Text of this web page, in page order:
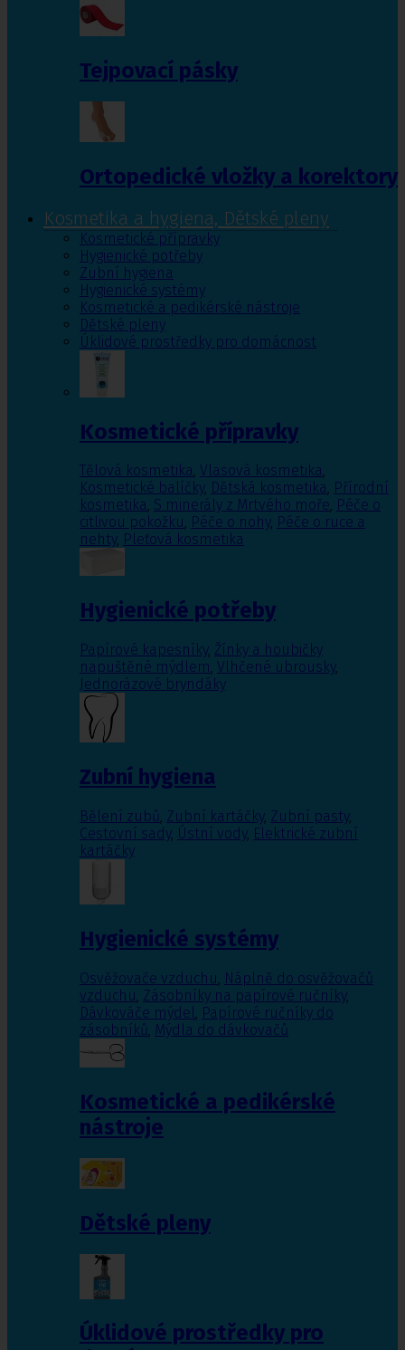
Tejpovací pásky
Ortopedické vložky a korektory
Kosmetika a hygiena, Dětské pleny
Kosmetické přípravky
Hygienické potřeby
Zubní hygiena
Hygienické systémy
Kosmetické a pedikérské nástroje
Dětské pleny
Úklidové prostředky pro domácnost
Kosmetické přípravky
Tělová kosmetika, Vlasová kosmetika,
Kosmetické balíčky, Dětská kosmetika, Přírodní
kosmetika, S minerály z Mrtvého moře, Péče o
citlivou pokožku, Péče o nohy, Péče o ruce a
nehty, Pleťová kosmetika
Hygienické potřeby
Papírové kapesníky, Žínky a houbičky
napuštěné mýdlem, Vlhčené ubrousky,
Jednorázové bryndáky
Zubní hygiena
Bělení zubů, Zubní kartáčky, Zubní pasty,
Cestovní sady, Ústní vody, Elektrické zubní
kartáčky
Hygienické systémy
Osvěžovače vzduchu, Náplně do osvěžovačů
vzduchu, Zásobníky na papírové ručníky,
Dávkováče mýdel, Papírové ručníky do
zásobníků, Mýdla do dávkovačů
Kosmetické a pedikérské
nástroje
Dětské pleny
Úklidové prostředky pro